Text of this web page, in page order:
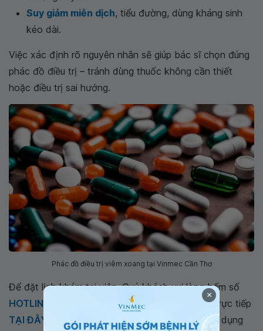
Suy giảm miễn dịch, tiểu đường, dùng kháng sinh
kéo dài.
Việc xác định rõ nguyên nhân sẽ giúp bác sĩ chọn đúng
phác đồ điều trị – tránh dùng thuốc không cần thiết
hoặc điều trị sai hướng.
Phác đồ điều trị viêm xoang tại Vinmec Cần Thơ
Để đặt lịch khám tại viện, Quý khách vui lòng bấm số
HOTLINE
GÓI DỊCH VỤ
hoặc đặt lịch trực tiếp
TẠI ĐÂY
. Tải và đặt lịch khám tự động trên ứng dụng
×